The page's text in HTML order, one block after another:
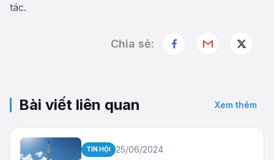
tác.
Chia sẻ:
Bài viết liên quan Xem thêm
TIN HỘI 25/06/2024